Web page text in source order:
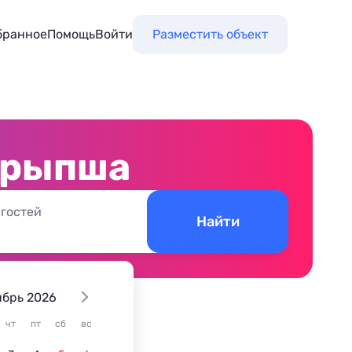
ПомощьВойти Разместить объект
2026
чт пт сб вс
Найти